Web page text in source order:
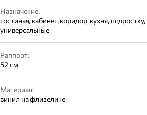
Назначение:
гостиная, кабинет, коридор, кухня,
универсальные
Раппорт:
52 см
Материал:
винил на флизелине